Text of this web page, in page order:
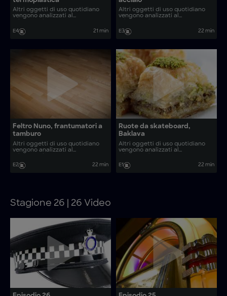
Altri oggetti di uso quotidiano
vengono analizzati al
realizzati oggetti come sculture
in vimini e tostatori di caffè?
E4 21 min
Altri oggetti di uso quotidiano
vengono analizzati al
realizzati oggetti come cibo
crudo per animali e lanterne
E3 22 min
Feltro Nuno, frantumatori a
tamburo
Altri oggetti di uso quotidiano
vengono analizzati al
realizzati oggetti come kimchi e
parquet tradizionali?
E2 22 min
Ruote da skateboard,
Baklava
Altri oggetti di uso quotidiano
vengono analizzati al
realizzati oggetti come
Galaktoboureko, filtri CO2 e
E1 22 min
Stagione 26 | 26 Video